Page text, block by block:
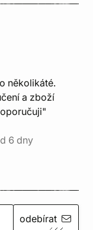
několikáté.
a zboží
6 dny
odebírat